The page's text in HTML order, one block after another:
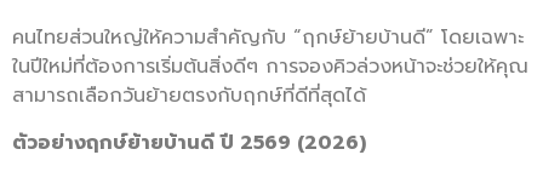
คนไทยส่วนใหญ่ให้ความสำคัญกับ “ฤกษ์ย้ายบ้านดี” โดยเฉพาะ
ในปีใหม่ที่ต้องการเริ่มต้นสิ่งดีๆ การจองคิวล่วงหน้าจะช่วยให้คุณ
สามารถเลือกวันย้ายตรงกับฤกษ์ที่ดีที่สุดได้
ตัวอย่างฤกษ์ย้ายบ้านดี ปี 2569 (2026)